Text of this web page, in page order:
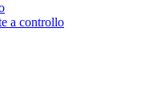
a controllo